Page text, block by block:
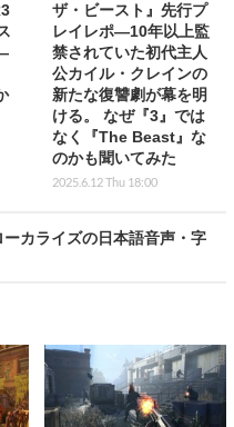
ザ・ビースト』先行プ
レイレポ―10年以上監
禁されていた初代主人
公カイル・クレインの
新たな復讐劇が幕を明
ける。 なぜ『3』では
なく『The Beast』な
のかも聞いてみた
2025.6.12 Thu 18:00
カライズの日本語音声・字